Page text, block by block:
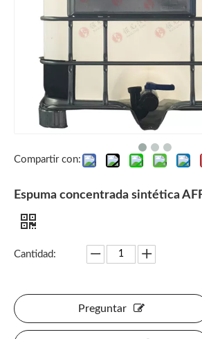
Compartir con:
Espuma concentrada sintética
Cantidad:
Preguntar